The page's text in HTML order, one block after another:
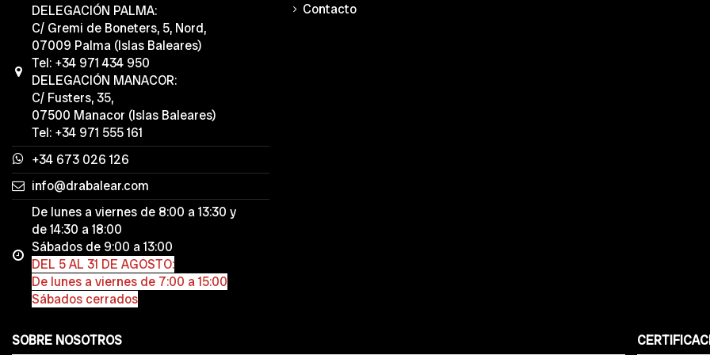
DELEGACIÓN PALMA:
C/ Gremi de Boneters, 5, Nord,
07009 Palma (Islas Baleares)
Tel: +34 971 434 950
DELEGACIÓN MANACOR:
C/ Fusters, 35,
07500 Manacor (Islas Baleares)
Tel: +34 971 555 161
+34 673 026 126
info@drabalear.com
De lunes a viernes de 8:00 a 13:30 y
de 14:30 a 18:00
Sábados de 9:00 a 13:00
DEL 5 AL 31 DE AGOSTO:
De lunes a viernes de 7:00 a 15:00
Sábados cerrados
Contacto
SOBRE NOSOTROS